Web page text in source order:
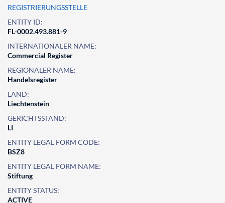
REGISTRIERUNGSSTELLE
ENTITY ID:
FL-0002.493.881-9
INTERNATIONALER NAME:
Commercial Register
REGIONALER NAME:
Handelsregister
LAND:
Liechtenstein
GERICHTSSTAND:
LI
ENTITY LEGAL FORM CODE:
BSZ8
ENTITY LEGAL FORM NAME:
Stiftung
ENTITY STATUS:
ACTIVE